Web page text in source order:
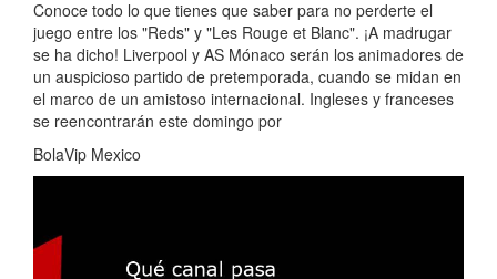
Conoce todo lo que tienes que saber para no perderte el
juego entre los "Reds" y "Les Rouge et Blanc". ¡A madrugar
se ha dicho! Liverpool y AS Mónaco serán los animadores de
un auspicioso partido de pretemporada, cuando se midan en
el marco de un amistoso internacional. Ingleses y franceses
se reencontrarán este domingo por
BolaVip Mexico